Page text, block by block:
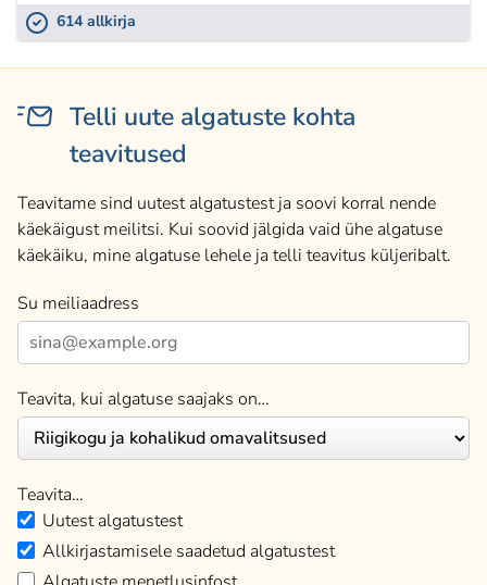
614 allkirja
Telli uute algatuste kohta
teavitused
Teavitame sind uutest algatustest ja soovi korral nende
käekäigust meilitsi. Kui soovid jälgida vaid ühe algatuse
käekäiku, mine algatuse lehele ja telli teavitus küljeribalt.
Su meiliaadress
Teavita, kui algatuse saajaks on…
Teavita…
Uutest algatustest
Allkirjastamisele saadetud algatustest